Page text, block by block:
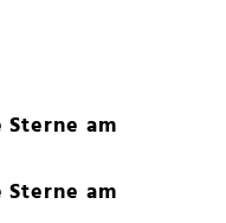
am
am